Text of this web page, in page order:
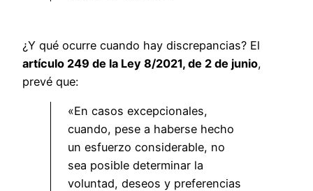
¿Y qué ocurre cuando hay discrepancias? El
artículo 249 de la Ley 8/2021, de 2 de junio,
prevé que:
«En casos excepcionales,
cuando, pese a haberse hecho
un esfuerzo considerable, no
sea posible determinar la
voluntad, deseos y preferencias